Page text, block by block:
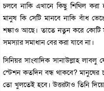
চলবে নাকি এখানে কিছু শিথিল
মানুষ কি সেটি মানবে নাকি বাঁধ
শঙ্কাও আছে। তাতে নতুন করে
সমস্যার সমাধান বের করা যাবে না।
সিনিয়র সাংবাদিক সানাউল্লাহ
স্টেশন কতদিন বন্ধ থাকবে?
তো খুলতেই হবে। উত্তরটাও তিনি